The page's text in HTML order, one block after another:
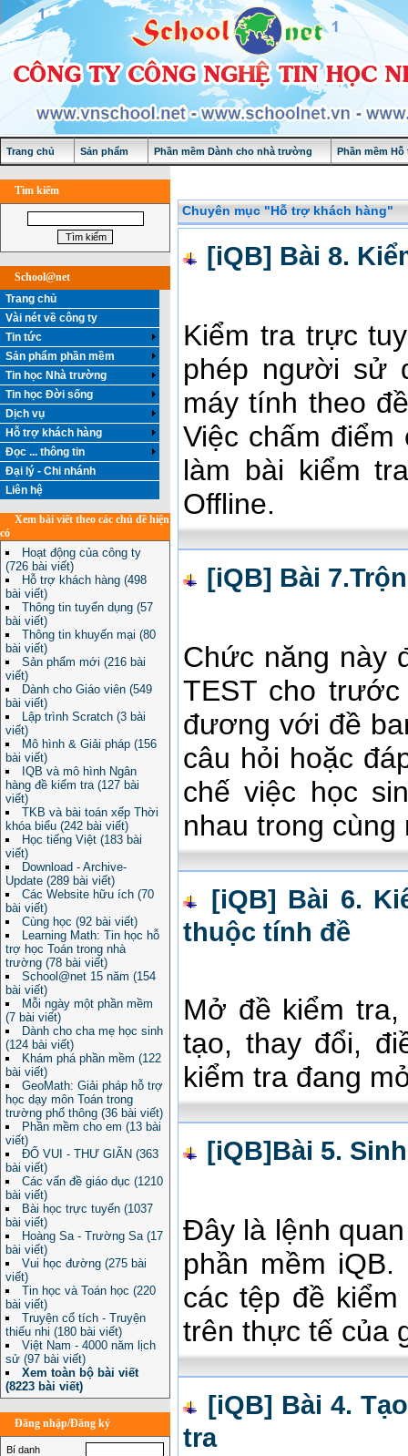
Trang chủ Sản phẩm Phần mềm Dành cho nhà trường Phần mềm
Tìm kiếm
School@net
Trang chủ
Vài nét về công ty
Tin tức
Sản phẩm phần mềm
Tin học Nhà trường
Tin học Đời sống
Dịch vụ
Hỗ trợ khách hàng
Đọc ... thông tin
Đại lý - Chi nhánh
Liên hệ
Xem bài viết theo các chủ đề hiện
có
Hoạt động của công ty
(726 bài viết)
Hỗ trợ khách hàng (498
bài viết)
Thông tin tuyển dụng (57
bài viết)
Thông tin khuyến mại (80
bài viết)
Sản phẩm mới (216 bài
viết)
Dành cho Giáo viên (549
bài viết)
Lập trình Scratch (3 bài
viết)
Mô hình & Giải pháp (156
bài viết)
IQB và mô hình Ngân
hàng đề kiểm tra (127 bài
viết)
TKB và bài toán xếp Thời
khóa biểu (242 bài viết)
Học tiếng Việt (183 bài
viết)
Download - Archive-
Update (289 bài viết)
Các Website hữu ích (70
bài viết)
Cùng học (92 bài viết)
Learning Math: Tin học hỗ
trợ học Toán trong nhà
trường (78 bài viết)
School@net 15 năm (154
bài viết)
Mỗi ngày một phần mềm
(7 bài viết)
Dành cho cha mẹ học sinh
(124 bài viết)
Khám phá phần mềm (122
bài viết)
GeoMath: Giải pháp hỗ trợ
học dạy môn Toán trong
trường phổ thông (36 bài viết)
Phần mềm cho em (13 bài
viết)
ĐỐ VUI - THƯ GIÃN (363
bài viết)
Các vấn đề giáo dục (1210
bài viết)
Bài học trực tuyến (1037
bài viết)
Hoàng Sa - Trường Sa (17
bài viết)
Vui học đường (275 bài
viết)
Tin học và Toán học (220
bài viết)
Truyện cổ tích - Truyện
thiếu nhi (180 bài viết)
Việt Nam - 4000 năm lịch
sử (97 bài viết)
Xem toàn bộ bài viết
(8223 bài viết)
Đăng nhập/Đăng ký
Bí danh
Chuyên mục "Hỗ trợ khách hàng"
[iQB] Bài 8.
Kiểm tra trực
phép người sử
máy tính theo
Việc chấm
làm bài kiểm
Offline.
[iQB] Bài
Chức năng này
TEST cho
đương với đề
câu hỏi hoặc
chế việc học
nhau trong
[iQB] Bài 6.
thuộc tính đề
Mở đề kiểm
tạo, thay đổi,
kiểm tra đang
[iQB]Bài 5.
Đây là lệnh
phần mềm
các tệp đề
trên thực tế của
[iQB] Bài 4.
tra